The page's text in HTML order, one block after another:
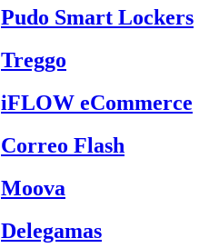
Pudo Smart Lockers
Treggo
iFLOW eCommerce
Correo Flash
Moova
Delegamas